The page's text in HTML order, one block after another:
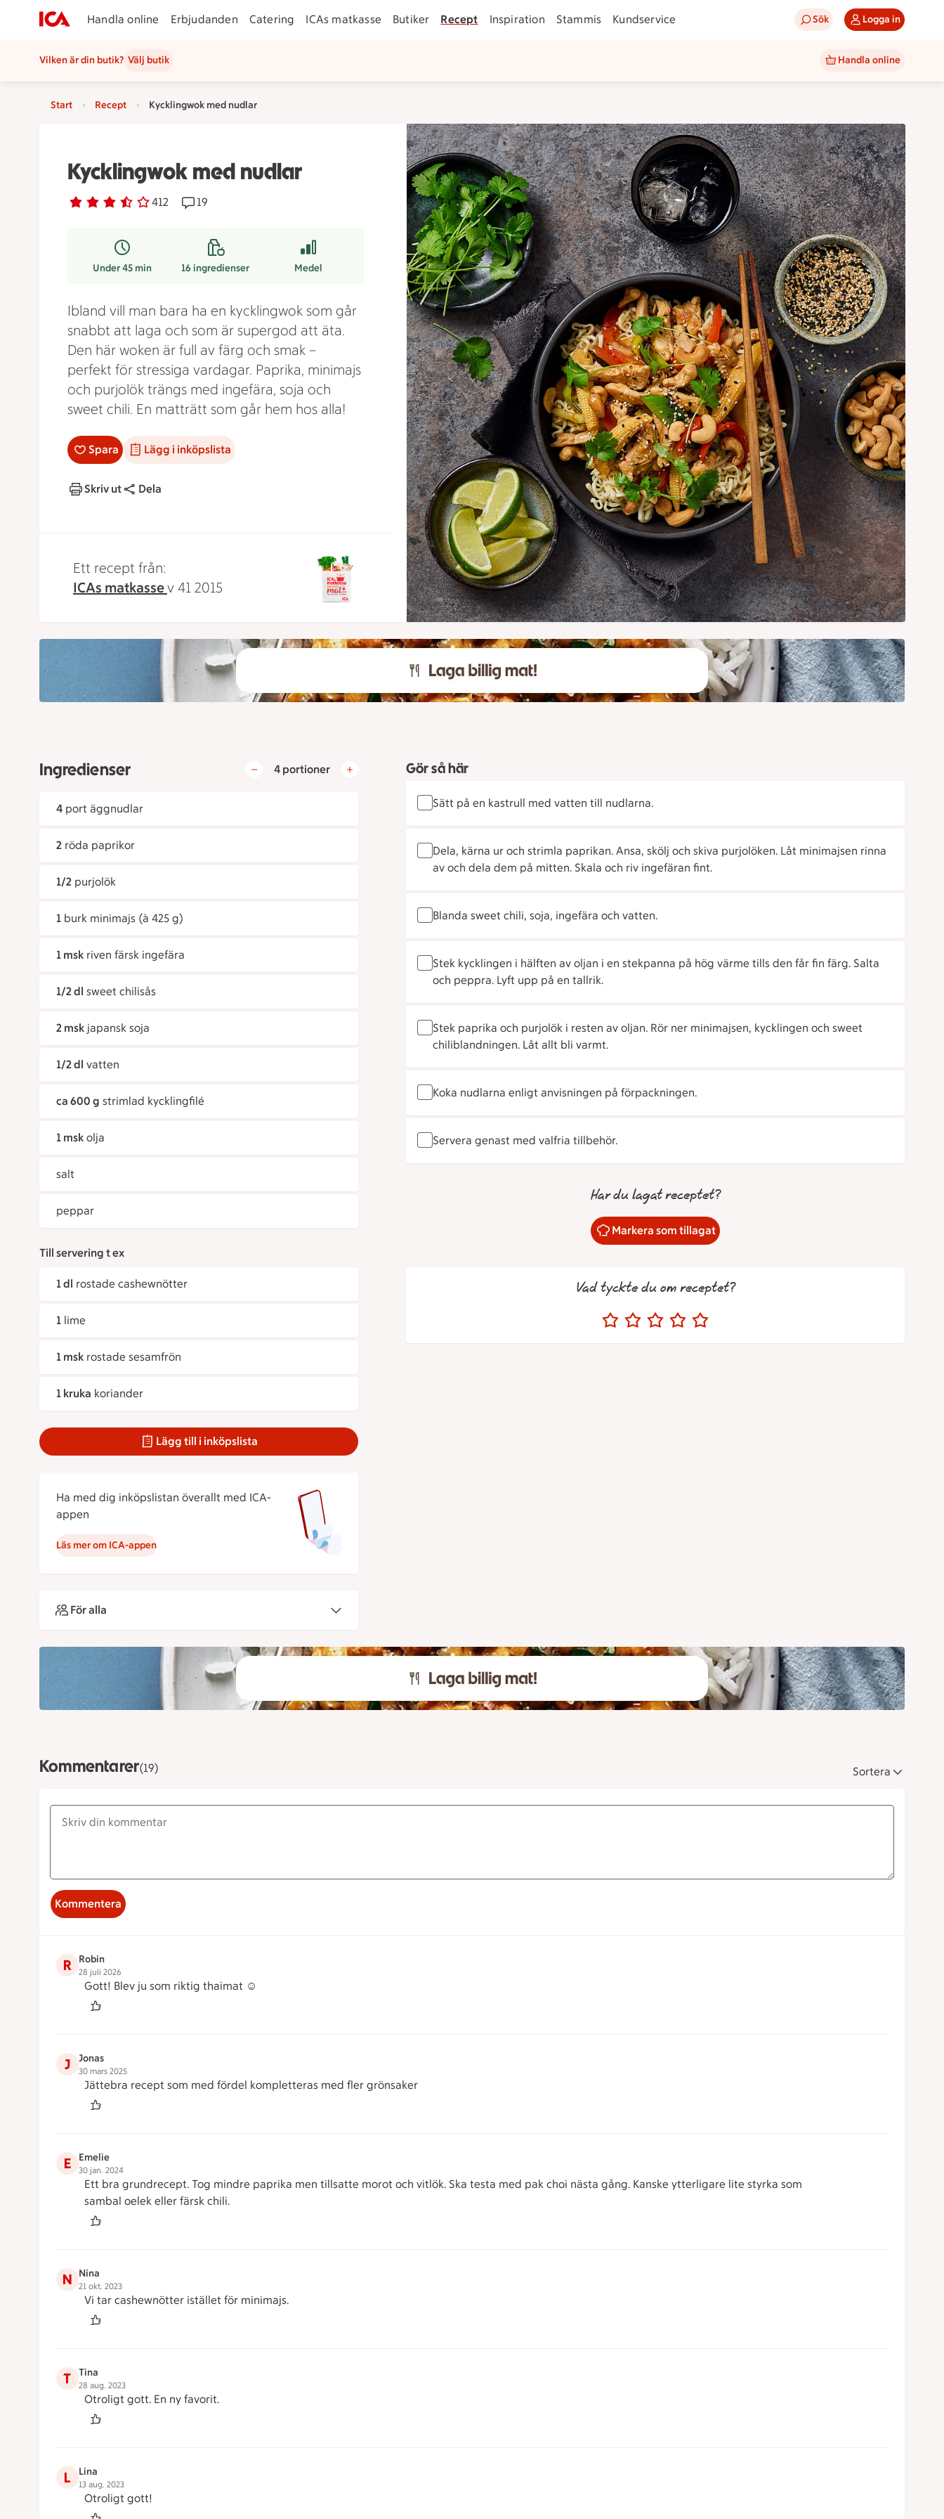
Handla online Erbjudanden Catering ICAs matkasse Butiker Recept Inspiration Stammis Kundservice Sök Logga in
Vilken är din butik? Välj butik Handla online
Start Recept Kycklingwok med nudlar
Kycklingwok med nudlar
Betyg 3.6 av 5. 412
412 personer har röstatReceptet har 19 kommentarer
19
Under 45 min 16ingredienser Medel
Ibland vill man bara ha en kycklingwok som går
snabbt att laga och som är supergod att äta.
Den här woken är full av färg och smak –
perfekt för stressiga vardagar. Paprika, minimajs
och purjolök trängs med ingefära, soja och
sweet chili. En matträtt som går hem hos alla!
Spara Lägg i inköpslista
Skriv ut Dela
Ett recept från:
ICAs matkassev 41 2015
Ingredienser 4 portioner
4 port äggnudlar
2 röda paprikor
1/2 purjolök
1 burk minimajs (à 425 g)
1 msk riven färsk ingefära
1/2 dl sweet chilisås
2 msk japansk soja
1/2 dl vatten
ca 600 g strimlad kycklingfilé
1 msk olja
salt
peppar
Till servering t ex
1 dl rostade cashewnötter
1 lime
1 msk rostade sesamfrön
1 kruka koriander
Lägg till i inköpslista
Ha med dig inköpslistan överallt med ICA-
appen
Läs mer om ICA-appen
För alla
Gör så här
Sätt på en kastrull med vatten till nudlarna.
Dela, kärna ur och strimla paprikan. Ansa, skölj och skiva purjolöken. Låt minimajsen rinna
av och dela dem på mitten. Skala och riv ingefäran fint.
Blanda sweet chili, soja, ingefära och vatten.
Stek kycklingen i hälften av oljan i en stekpanna på hög värme tills den får fin färg. Salta
och peppra. Lyft upp på en tallrik.
Stek paprika och purjolök i resten av oljan. Rör ner minimajsen, kycklingen och sweet
chiliblandningen. Låt allt bli varmt.
Koka nudlarna enligt anvisningen på förpackningen.
Servera genast med valfria tillbehör.
Har du lagat receptet?
Markera som tillagat
Vad tyckte du om receptet?
Kommentarer(19) Sortera
Kommentera
R Robin
28 juli 2026
Gott! Blev ju som riktig thaimat ☺️
J Jonas
30 mars 2025
Jättebra recept som med fördel kompletteras med fler grönsaker
E Emelie
30 jan. 2024
Ett bra grundrecept. Tog mindre paprika men tillsatte morot och vitlök. Ska testa med pak choi nästa gång. Kanske ytterligare lite styrka som
sambal oelek eller färsk chili.
N Nina
21 okt. 2023
Vi tar cashewnötter istället för minimajs.
T Tina
28 aug. 2023
Otroligt gott. En ny favorit.
L Lina
13 aug. 2023
Otroligt gott!